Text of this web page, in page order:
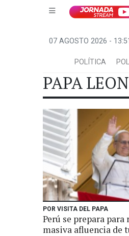
07 AGOSTO 2026 - 13:51
POLÍTICA
PAPA
POR VISITA DEL PAPA
Perú se prepara
masiva afluencia de